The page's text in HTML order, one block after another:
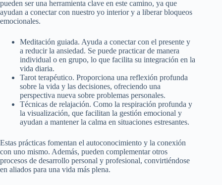
pueden ser una herramienta clave en este camino, ya que
ayudan a conectar con nuestro yo interior y a liberar bloqueos
emocionales.
Meditación guiada. Ayuda a conectar con el presente y
a reducir la ansiedad. Se puede practicar de manera
individual o en grupo, lo que facilita su integración en la
vida diaria.
Tarot terapéutico. Proporciona una reflexión profunda
sobre la vida y las decisiones, ofreciendo una
perspectiva nueva sobre problemas personales.
Técnicas de relajación. Como la respiración profunda y
la visualización, que facilitan la gestión emocional y
ayudan a mantener la calma en situaciones estresantes.
Estas prácticas fomentan el autoconocimiento y la conexión
con uno mismo. Además, pueden complementar otros
procesos de desarrollo personal y profesional, convirtiéndose
en aliados para una vida más plena.